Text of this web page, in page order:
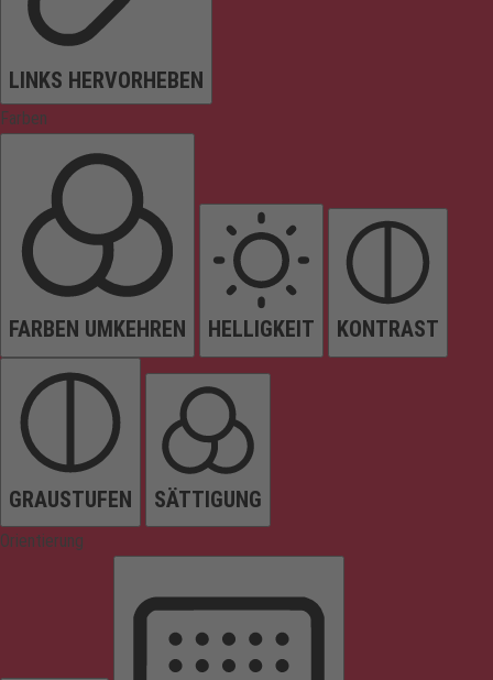
LINKS HERVORHEBEN
Farben
FARBEN UMKEHREN HELLIGKEIT KONTRAST
GRAUSTUFEN SÄTTIGUNG
Orientierung